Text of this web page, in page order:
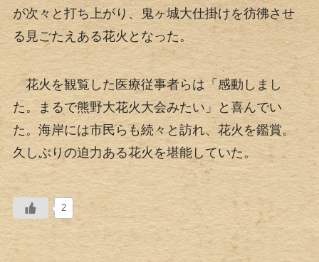
が次々と打ち上がり、鬼ヶ城大仕掛けを彷彿させ
る見ごたえある花火となった。
花火を観覧した医療従事者らは「感動しまし
た。まるで熊野大花火大会みたい」と喜んでい
た。海岸には市民らも続々と訪れ、花火を鑑賞。
久しぶりの迫力ある花火を堪能していた。
2